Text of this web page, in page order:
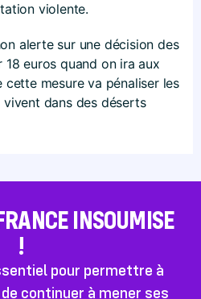
violente.
alerte sur une décision des
euros quand on ira aux
cette mesure va pénaliser les
dans des déserts
INSOUMISE
!
pour permettre à
continuer à mener ses